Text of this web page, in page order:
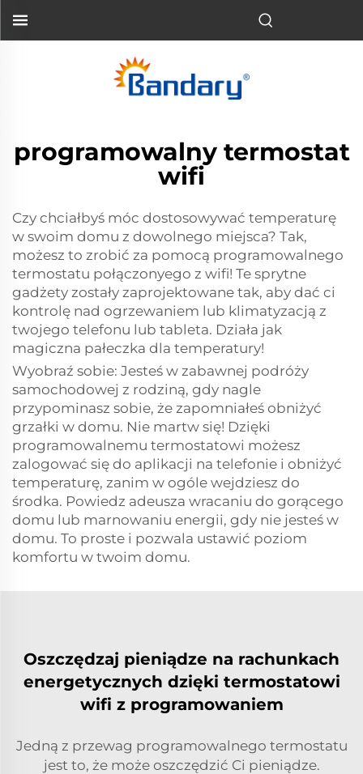
programowalny termostat
wifi
Czy chciałbyś móc dostosowywać temperaturę
w swoim domu z dowolnego miejsca? Tak,
możesz to zrobić za pomocą programowalnego
termostatu połączonyego z wifi! Te sprytne
gadżety zostały zaprojektowane tak, aby dać ci
kontrolę nad ogrzewaniem lub klimatyzacją z
twojego telefonu lub tableta. Działa jak
magiczna pałeczka dla temperatury!
Wyobraź sobie: Jesteś w zabawnej podróży
samochodowej z rodziną, gdy nagle
przypominasz sobie, że zapomniałeś obniżyć
grzałki w domu. Nie martw się! Dzięki
programowalnemu termostatowi możesz
zalogować się do aplikacji na telefonie i obniżyć
temperaturę, zanim w ogóle wejdziesz do
środka. Powiedz adeusza wracaniu do gorącego
domu lub marnowaniu energii, gdy nie jesteś w
domu. To proste i pozwala ustawić poziom
komfortu w twoim domu.
Oszczędzaj pieniądze na rachunkach
energetycznych dzięki termostatowi
wifi z programowaniem
Jedną z przewag programowalnego termostatu
jest to, że może oszczędzić Ci pieniądze.